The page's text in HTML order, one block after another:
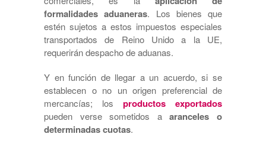
formalidades aduaneras. Los bienes que
estén sujetos a estos impuestos especiales
transportados de Reino Unido a la UE,
requerirán despacho de aduanas.
Y en función de llegar a un acuerdo, si se
establecen o no un origen preferencial de
mercancías; los productos exportados
pueden verse sometidos aaranceles o
determinadas cuotas.